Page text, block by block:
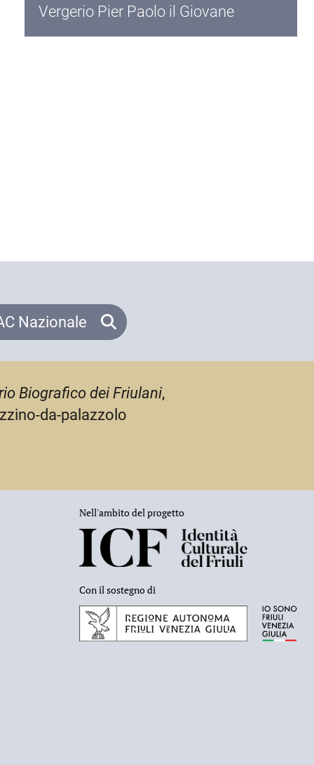
Vergerio Pier Paolo il Giovane
Nazionale
Biografico dei Friulani,
da-palazzolo
Nell'ambito del progetto
Con il sostegno di